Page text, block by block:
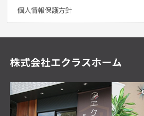
個人情報保護方針